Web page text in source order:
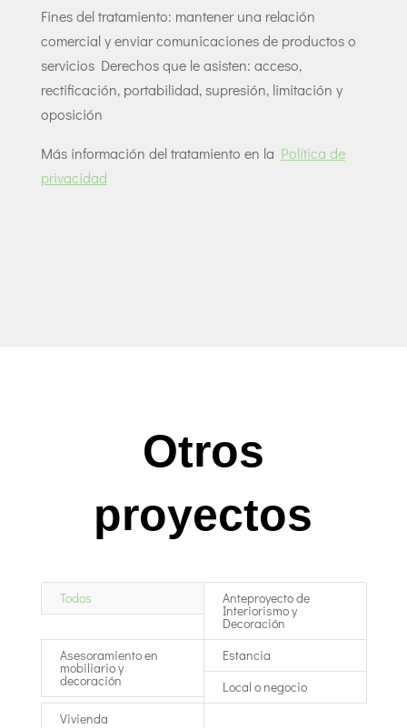
Fines del tratamiento: mantener una relación
comercial y enviar comunicaciones de productos o
servicios Derechos que le asisten: acceso,
rectiﬁcación, portabilidad, supresión, limitación y
oposición
Más información del tratamiento en la Política de
privacidad
Otros
proyectos
Todos Anteproyecto de
Interiorismo y
Decoración
Asesoramiento en
mobiliario y
decoración
Estancia
Local o negocio
Vivienda